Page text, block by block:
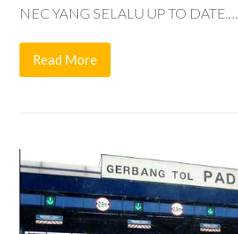
NEC YANG SELALU UP TO DATE.…
Read More